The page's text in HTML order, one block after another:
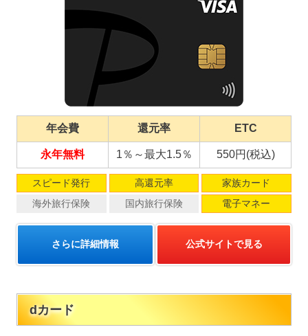
年会費 還元率 ETC
永年無料 1％～最大1.5％ 550円(税込)
スピード発行 高還元率
家族カード
海外旅行保険
国内旅行保険 電子マネー
さらに詳細情報 公式サイトで見る
dカード